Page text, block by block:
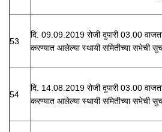
53
दि. 09.09.2019 रोजी दुपारी 03.00
करण्यात आलेल्या स्थायी समितीच्या सभेची
54
दि. 14.08.2019 रोजी दुपारी 03.00
करण्यात आलेल्या स्थायी समितीच्या सभेची